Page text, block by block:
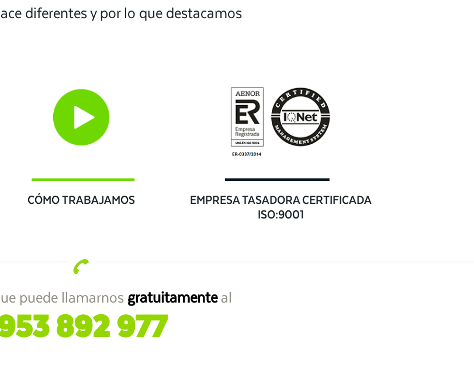
diferentes y por lo que destacamos
CÓMO TRABAJAMOS
EMPRESA TASADORA CERTIFICADA
ISO:9001
puede llamarnos gratuitamenteal
892 977